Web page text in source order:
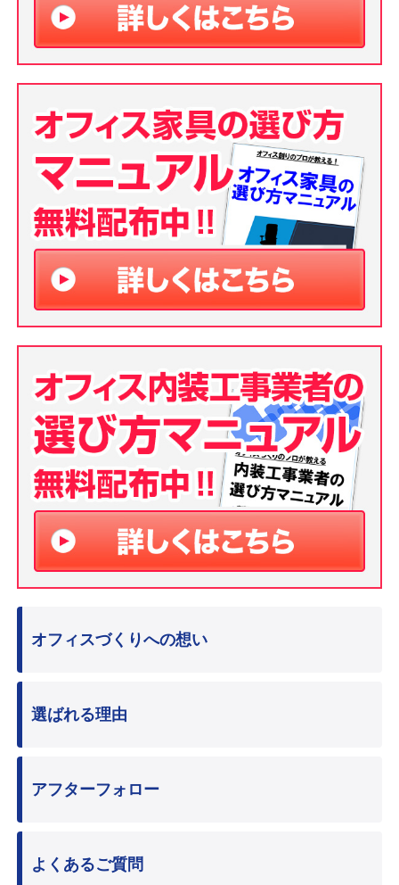
オフィスづくりへの想い
選ばれる理由
アフターフォロー
よくあるご質問